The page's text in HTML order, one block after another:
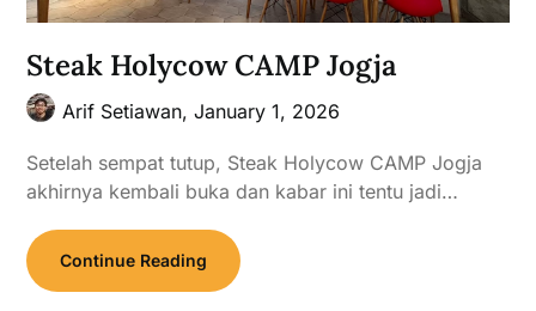
Steak Holycow CAMP Jogja
Arif Setiawan,January 1, 2026
Setelah sempat tutup, Steak Holycow CAMP Jogja
akhirnya kembali buka dan kabar ini tentu jadi…
Continue Reading